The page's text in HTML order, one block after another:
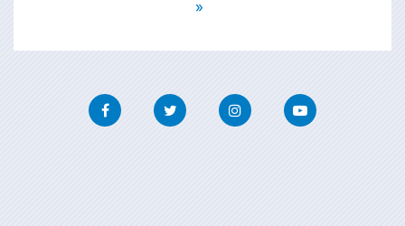
»
FacebookTwitter InstagramYoutube